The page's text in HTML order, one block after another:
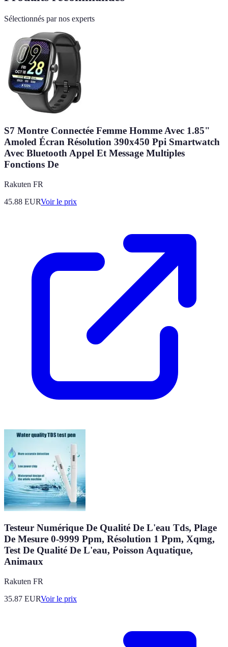
Sélectionnés par nos experts
S7 Montre Connectée Femme Homme Avec 1.85"
Amoled Écran Résolution 390x450 Ppi Smartwatch
Avec Bluetooth Appel Et Message Multiples
Fonctions De
Rakuten FR
45.88 EURVoir le prix
Testeur Numérique De Qualité De L'eau Tds, Plage
De Mesure 0-9999 Ppm, Résolution 1 Ppm, Xqmg,
Test De Qualité De L'eau, Poisson Aquatique,
Animaux
Rakuten FR
35.87 EURVoir le prix